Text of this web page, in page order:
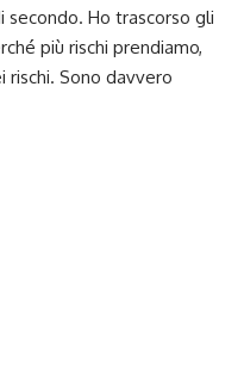
secondo. Ho trascorso gli
più rischi prendiamo,
Sono davvero